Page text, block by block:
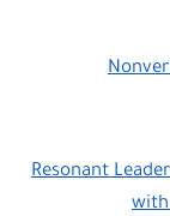
Resonant
with